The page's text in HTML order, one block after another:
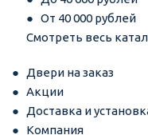
От 40 000 рублей
Смотреть весь
Двери на заказ
Акции
Доставка и
Компания